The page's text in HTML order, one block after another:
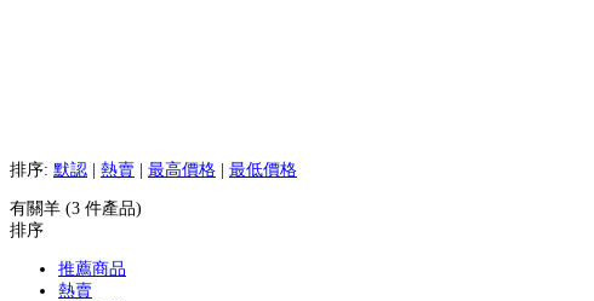
排序: 默認 熱賣 最高價格 最低價格
有關羊 (3 件產品)
排序
推薦商品
熱賣